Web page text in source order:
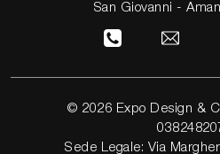
San Giovanni -
© 2026 Expo Design &
Sede Legale: Via